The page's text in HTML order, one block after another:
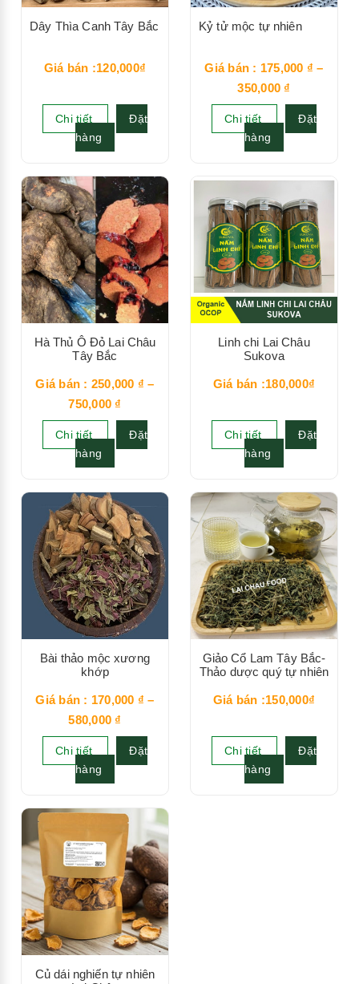
Dây Thìa Canh Tây Bắc
Giá bán :120,000₫
Chi tiết
Đặt
hàng
Kỷ tử mộc tự nhiên
Giá bán : 175,000 ₫ –
350,000 ₫
Chi tiết
Đặt
hàng
Hà Thủ Ô Đỏ Lai Châu
Tây Bắc
Giá bán : 250,000 ₫ –
750,000 ₫
Chi tiết
Đặt
hàng
Linh chi Lai Châu
Sukova
Giá bán :180,000₫
Chi tiết
Đặt
hàng
Bài thảo mộc xương
khớp
Giá bán : 170,000 ₫ –
580,000 ₫
Chi tiết
Đặt
hàng
Giảo Cổ Lam Tây Bắc-
Thảo dược quý tự nhiên
Giá bán :150,000₫
Chi tiết
Đặt
hàng
Củ dái nghiến tự nhiên